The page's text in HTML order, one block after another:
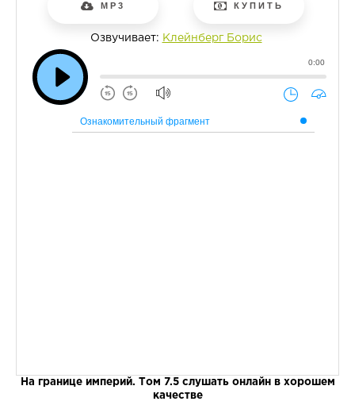
MP3 КУПИТЬ
Озвучивает: Клейнберг Борис
0:00
Ознакомительный фрагмент
На границе империй. Том 7.5 слушать онлайн в хорошем
качестве